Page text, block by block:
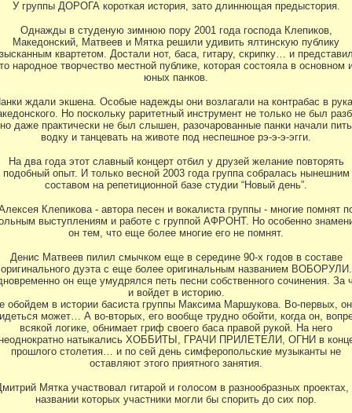
У группы ДОРОГА короткая история, зато длиннющая предыстория.
Однажды в студеную зимнюю пору 2001 года господа Клепиков,
Македонский, Матвеев и Мятка решили удивить ялтинскую публику
квартетом. Достали нот, баса, гитару, скрипку… и
народное творчество местной публике, которая состояла в основном
юных панков.
ждали экшена. Особые надежды они возлагали на контрабас в
Но поскольку раритетный инструмент не только не был
но даже практически не был слышен, разочарованные панки начали пить
водку и танцевать на животе под неспешное рэ-э-э-эгги.
На два года этот славный концерт отбил у друзей желание повторять
подобный опыт. И только весной 2003 года группа собралась нынешним
составом на репетиционной базе студии “Новый день”.
Клепикова - автора песен и вокалиста группы - многие помнят
выступлениям и работе с группой АФРОНТ. Но особенно
он тем, что еще более многие его не помнят.
Денис Матвеев пилил смычком еще в середине 90-х годов в составе
оригинального дуэта с еще более оригинальным названием ВОБОРУЛИ.
он еще умудрялся петь песни собственного сочинения. За
и войдет в историю.
обойдем в истории басиста группы Максима Маршукова. Во-первых,
может… А во-вторых, его вообще трудно обойти, когда он,
всякой логике, обнимает гриф своего баса правой рукой. На него
неоднократно натыкались ХОББИТЫ, ГРАЧИ ПРИЛЕТЕЛИ, ОГНИ в
прошлого столетия… и по сей день симферопольские музыканты не
оставляют этого приятного занятия.
Мятка участвовал гитарой и голосом в разнообразных проектах,
названии которых участники могли бы спорить до сих пор.